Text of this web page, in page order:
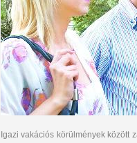
Igazi vakációs körülmények között